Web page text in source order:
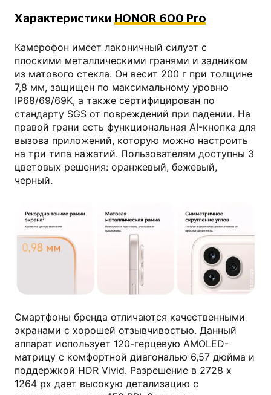
Характеристики HONOR 600 Pro
Камерофон имеет лаконичный силуэт с
плоскими металлическими гранями и задником
из матового стекла. Он весит 200 г при толщине
7,8 мм, защищен по максимальному уровню
IP68/69/69K, а также сертифицирован по
стандарту SGS от повреждений при падении. На
правой грани есть функциональная AI-кнопка для
вызова приложений, которую можно настроить
на три типа нажатий. Пользователям доступны 3
цветовых решения: оранжевый, бежевый,
черный.
honor.com
Смартфоны бренда отличаются качественными
экранами с хорошей отзывчивостью. Данный
аппарат использует 120-герцевую AMOLED-
матрицу с комфортной диагональю 6,57 дюйма и
поддержкой HDR Vivid. Разрешение в 2728 х
1264 px дает высокую детализацию с